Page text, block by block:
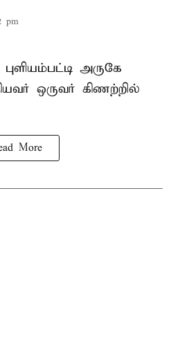
pm
அருகே
ஒருவர் கிணற்றில்
More